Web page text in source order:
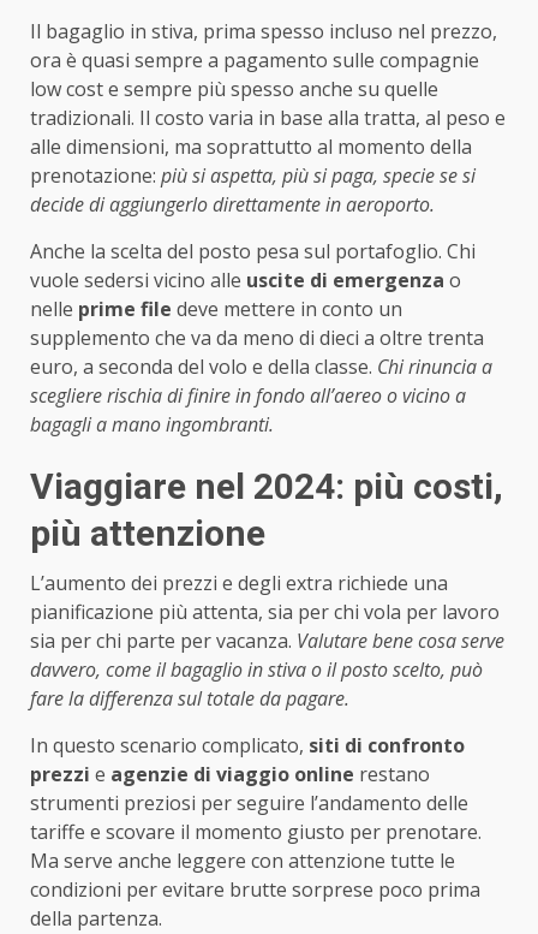
Il bagaglio in stiva, prima spesso incluso nel prezzo,
ora è quasi sempre a pagamento sulle compagnie
low cost e sempre più spesso anche su quelle
tradizionali. Il costo varia in base alla tratta, al peso e
alle dimensioni, ma soprattutto al momento della
prenotazione: più si aspetta, più si paga, specie se si
decide di aggiungerlo direttamente in aeroporto.
Anche la scelta del posto pesa sul portafoglio. Chi
vuole sedersi vicino alle uscite di emergenza o
nelle prime file deve mettere in conto un
supplemento che va da meno di dieci a oltre trenta
euro, a seconda del volo e della classe. Chi rinuncia a
scegliere rischia di finire in fondo all’aereo o vicino a
bagagli a mano ingombranti.
Viaggiare nel 2024: più costi,
più attenzione
L’aumento dei prezzi e degli extra richiede una
pianificazione più attenta, sia per chi vola per lavoro
sia per chi parte per vacanza. Valutare bene cosa serve
davvero, come il bagaglio in stiva o il posto scelto, può
fare la differenza sul totale da pagare.
In questo scenario complicato, siti di confronto
prezzi e agenzie di viaggio online restano
strumenti preziosi per seguire l’andamento delle
tariffe e scovare il momento giusto per prenotare.
Ma serve anche leggere con attenzione tutte le
condizioni per evitare brutte sorprese poco prima
della partenza.